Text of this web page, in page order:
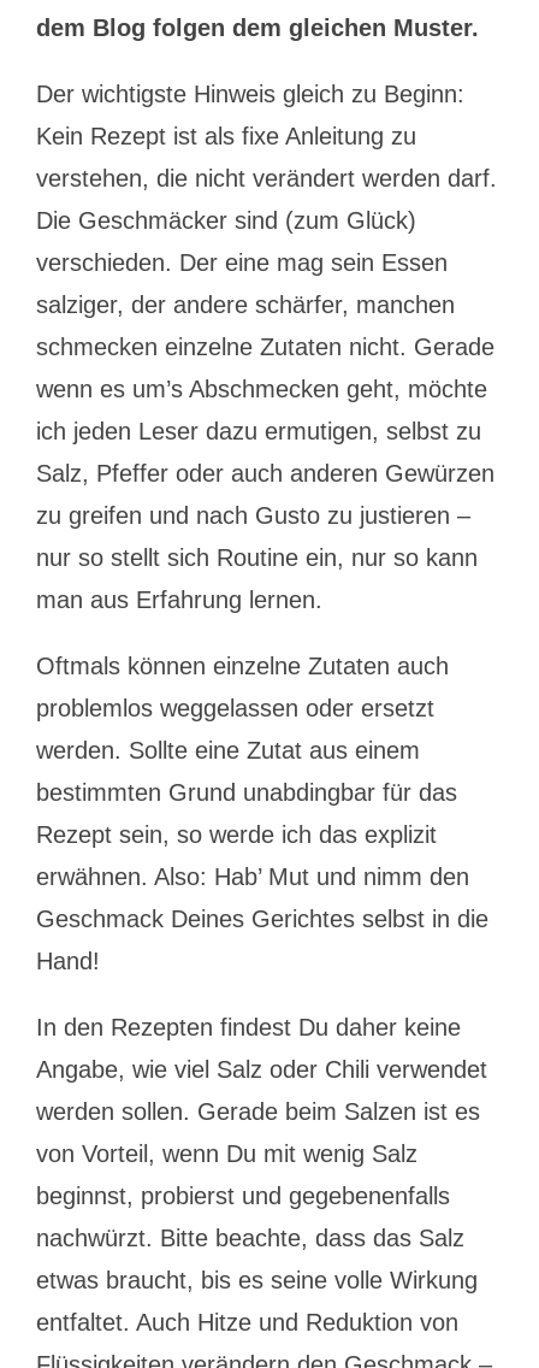
dem Blog folgen dem gleichen Muster.
Der wichtigste Hinweis gleich zu Beginn:
Kein Rezept ist als fixe Anleitung zu
verstehen, die nicht verändert werden darf.
Die Geschmäcker sind (zum Glück)
verschieden. Der eine mag sein Essen
salziger, der andere schärfer, manchen
schmecken einzelne Zutaten nicht. Gerade
wenn es um’s Abschmecken geht, möchte
ich jeden Leser dazu ermutigen, selbst zu
Salz, Pfeffer oder auch anderen Gewürzen
zu greifen und nach Gusto zu justieren –
nur so stellt sich Routine ein, nur so kann
man aus Erfahrung lernen.
Oftmals können einzelne Zutaten auch
problemlos weggelassen oder ersetzt
werden. Sollte eine Zutat aus einem
bestimmten Grund unabdingbar für das
Rezept sein, so werde ich das explizit
erwähnen. Also: Hab’ Mut und nimm den
Geschmack Deines Gerichtes selbst in die
Hand!
In den Rezepten findest Du daher keine
Angabe, wie viel Salz oder Chili verwendet
werden sollen. Gerade beim Salzen ist es
von Vorteil, wenn Du mit wenig Salz
beginnst, probierst und gegebenenfalls
nachwürzt. Bitte beachte, dass das Salz
etwas braucht, bis es seine volle Wirkung
entfaltet. Auch Hitze und Reduktion von